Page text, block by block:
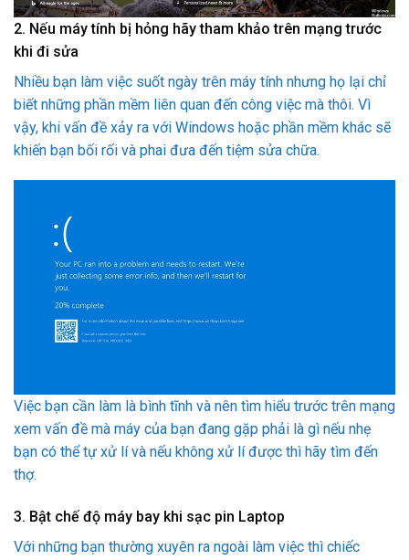
2. Nếu máy tính bị hỏng hãy tham khảo trên mạng trước
khi đi sửa
Nhiều bạn làm việc suốt ngày trên máy tính nhưng họ lại chỉ
biết những phần mềm liên quan đến công việc mà thôi. Vì
vậy, khi vấn đề xảy ra với Windows hoặc phần mềm khác sẽ
khiến bạn bối rối và phai đưa đến tiệm sửa chữa.
Việc bạn cần làm là bình tĩnh và nên tìm hiểu trước trên mạng
xem vấn đề mà máy của bạn đang gặp phải là gì nếu nhẹ
bạn có thể tự xử lí và nếu không xử lí được thì hãy tìm đến
thợ.
3. Bật chế độ máy bay khi sạc pin Laptop
Với những bạn thường xuyên ra ngoài làm việc thì chiếc